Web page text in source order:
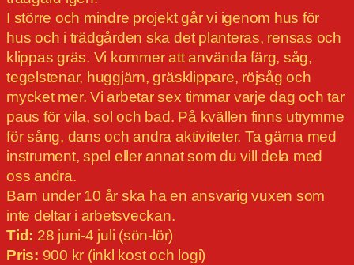
I större och mindre projekt går vi igenom hus för
hus och i trädgården ska det planteras, rensas och
klippas gräs. Vi kommer att använda färg, såg,
tegelstenar, huggjärn, gräsklippare, röjsåg och
mycket mer. Vi arbetar sex timmar varje dag och tar
paus för vila, sol och bad. På kvällen finns utrymme
för sång, dans och andra aktiviteter. Ta gärna med
instrument, spel eller annat som du vill dela med
oss andra.
Barn under 10 år ska ha en ansvarig vuxen som
inte deltar i arbetsveckan.
Tid: 28 juni-4 juli (sön-lör)
Pris: 900 kr (inkl kost och logi)